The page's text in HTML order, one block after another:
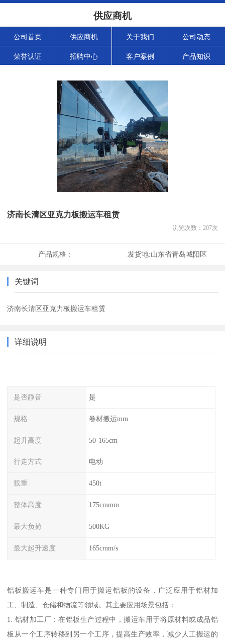
供应商机
公司首页 供应商机 关于我们 公司动态
荣誉认证 招聘中心 客户案例 产品知识
济南长清区亚克力板搬运车租赁
浏览次数： 207次
产品规格： 发货地:山东省青岛城阳区
关键词
济南长清区亚克力板搬运车租赁
详细说明
是否静音 是
规格 卷材搬运mm
起升高度 50-165cm
行走方式 电动
载重 450t
整体高度 175cmmm
最大负荷 500KG
最大起升速度 165cmm/s
铝板搬运车是一种专门用于搬运铝板的设备，广泛应用于铝材加
工、制造、仓储和物流等领域。其主要应用场景包括：
1. 铝材加工厂：在铝板生产过程中，搬运车用于将原材料或成品铝
板从一个工序转移到另一个工序，提高生产效率，减少人工搬运的